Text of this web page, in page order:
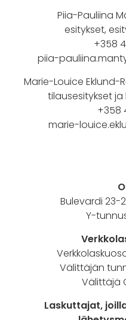
Piia-Pauliina
esitykset,
+358
piia-
Marie-Louice
tilausesitykset ja
+358
marie-
Bulevardi 23-
Y-
Välittäjän
Välittäjä
Laskuttajat,